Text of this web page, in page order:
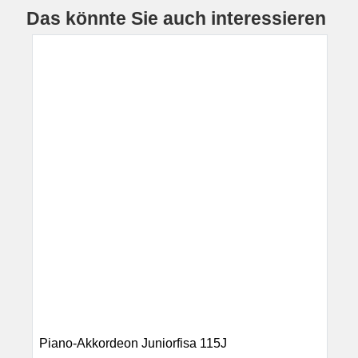
Das könnte Sie auch interessieren
Piano-Akkordeon Juniorfisa 115J